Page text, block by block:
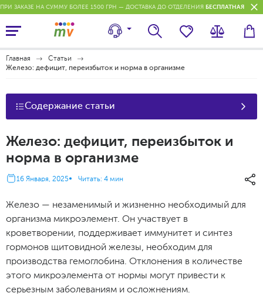
ПРИ ЗАКАЗЕ НА СУММУ БОЛЕЕ 1500 ГРН — ДОСТАВКА ДО ОТДЕЛЕНИЯ БЕСПЛАТНАЯ
Главная
Статьи
Железо: дефицит, переизбыток и норма в организме
Содержание статьи
Железо: дефицит, переизбыток и
норма в организме
16 Января, 2025 Читать: 4 мин
Железо — незаменимый и жизненно необходимый для
организма микроэлемент. Он участвует в
кроветворении, поддерживает иммунитет и синтез
гормонов щитовидной железы, необходим для
производства гемоглобина. Отклонения в количестве
этого микроэлемента от нормы могут привести к
серьезным заболеваниям и осложнениям.